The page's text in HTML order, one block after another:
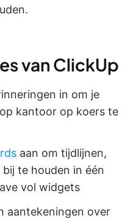
van ClickUp
in om je
kantoor op koers te
aan om tijdlijnen,
te houden in één
vol widgets
aantekeningen over